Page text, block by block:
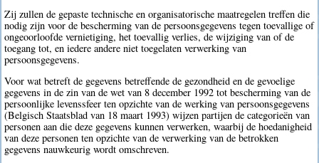
Zij zullen de gepaste technische en organisatorische maatregelen treffen die
nodig zijn voor de bescherming van de persoonsgegevens tegen toevallige of
ongeoorloofde vernietiging, het toevallig verlies, de wijziging van of de
toegang tot, en iedere andere niet toegelaten verwerking van
persoonsgegevens.
Voor wat betreft de gegevens betreffende de gezondheid en de gevoelige
gegevens in de zin van de wet van 8 december 1992 tot bescherming van de
persoonlijke levenssfeer ten opzichte van de werking van persoonsgegevens
(Belgisch Staatsblad van 18 maart 1993) wijzen partijen de categorieën van
personen aan die deze gegevens kunnen verwerken, waarbij de hoedanigheid
van deze personen ten opzichte van de verwerking van de betrokken
gegevens nauwkeurig wordt omschreven.